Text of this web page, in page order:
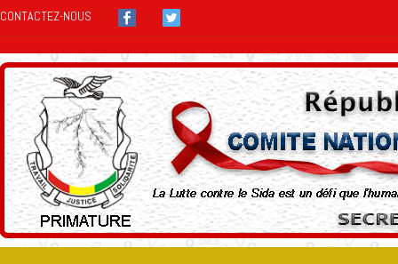
CONTACTEZ-NOUS